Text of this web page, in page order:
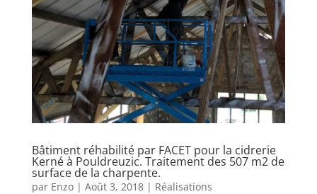
Bâtiment réhabilité par FACET pour la cidrerie
Kerné à Pouldreuzic. Traitement des 507 m2 de
surface de la charpente.
par Enzo| Août 3, 2018| Réalisations